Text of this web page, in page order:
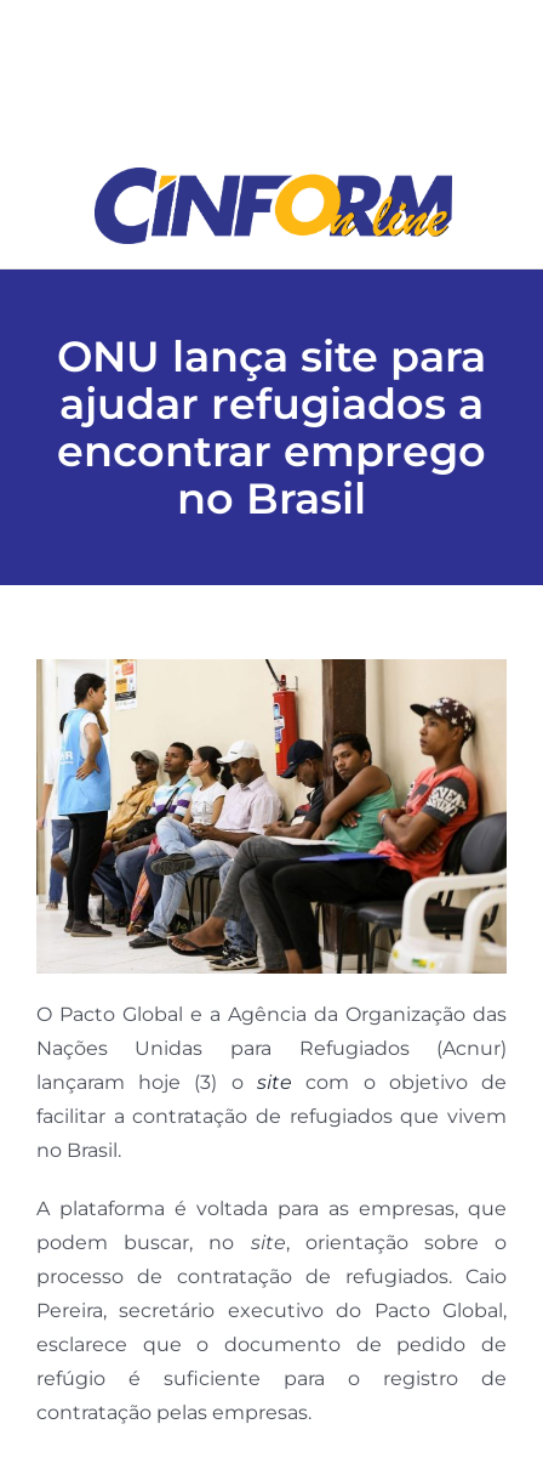
Classificados
FALE CONOSCO
EDIÇÕES EM PDF
ONU lança site para
ajudar refugiados a
encontrar emprego
no Brasil
O Pacto Global e a Agência da Organização das
Nações Unidas para Refugiados (Acnur)
lançaram hoje (3) o sitecom o objetivo de
facilitar a contratação de refugiados que vivem
no Brasil.
A plataforma é voltada para as empresas, que
podem buscar, no site, orientação sobre o
processo de contratação de refugiados. Caio
Pereira, secretário executivo do Pacto Global,
esclarece que o documento de pedido de
refúgio é suficiente para o registro de
contratação pelas empresas.